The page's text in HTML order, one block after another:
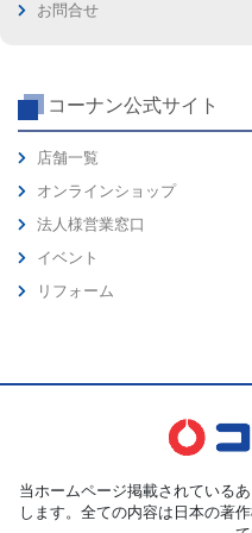
お問合せ
コーナン公式サイト
店舗一覧
オンラインショップ
法人様営業窓口
イベント
リフォーム
当ホームページ掲載されている
します。全ての内容は日本の著